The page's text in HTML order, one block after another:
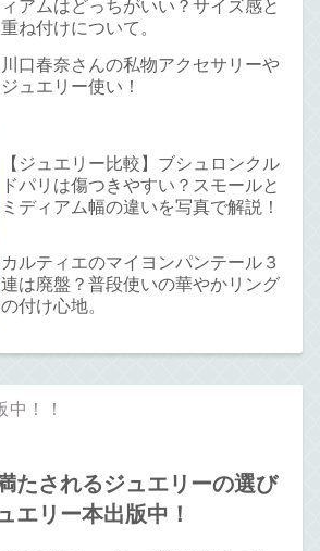
ィアムはどっちがいい？サイズ感と
重ね付けについて。
川口春奈さんの私物アクセサリーや
ジュエリー使い！
【ジュエリー比較】ブシュロンクル
ドパリは傷つきやすい？スモールと
ミディアム幅の違いを写真で解説！
カルティエのマイヨンパンテール３
連は廃盤？普段使いの華やかリング
の付け心地。
！！
たされるジュエリーの選び
エリー本出版中！